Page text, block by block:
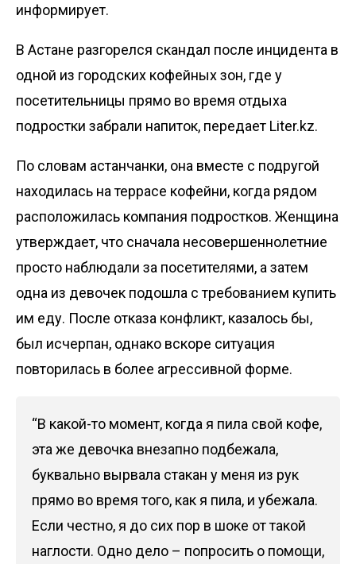
информирует.
В Астане разгорелся скандал после инцидента в
одной из городских кофейных зон, где у
посетительницы прямо во время отдыха
подростки забрали напиток, передает Liter.kz.
По словам астанчанки, она вместе с подругой
находилась на террасе кофейни, когда рядом
расположилась компания подростков. Женщина
утверждает, что сначала несовершеннолетние
просто наблюдали за посетителями, а затем
одна из девочек подошла с требованием купить
им еду. После отказа конфликт, казалось бы,
был исчерпан, однако вскоре ситуация
повторилась в более агрессивной форме.
“В какой-то момент, когда я пила свой кофе,
эта же девочка внезапно подбежала,
буквально вырвала стакан у меня из рук
прямо во время того, как я пила, и убежала.
Если честно, я до сих пор в шоке от такой
наглости. Одно дело – попросить о помощи,